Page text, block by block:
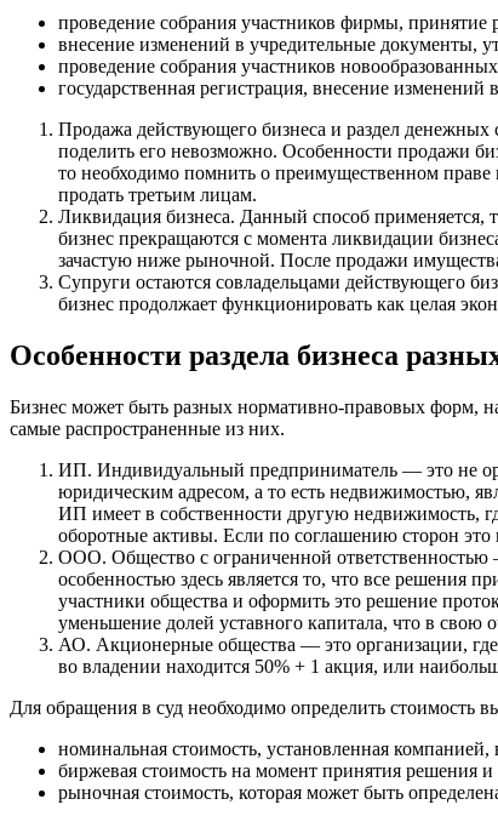
проведение собрания участников фирмы, принятие
внесение изменений в учредительные документы,
проведение собрания участников
государственная регистрация, внесение изменений
Продажа действующего бизнеса и раздел денежных
поделить его невозможно. Особенности продажи
то необходимо помнить о преимущественном праве
продать третьим лицам.
Ликвидация бизнеса. Данный способ применяется,
бизнес прекращаются с момента ликвидации
зачастую ниже рыночной. После продажи
Супруги остаются совладельцами действующего
бизнес продолжает функционировать как целая
Особенности раздела бизнеса
Бизнес может быть разных нормативно-правовых
самые распространенные из них.
ИП. Индивидуальный предприниматель — это не
юридическим адресом, а то есть недвижимостью,
ИП имеет в собственности другую недвижимость,
оборотные активы. Если по соглашению сторон
ООО. Общество с ограниченной ответственностью
особенностью здесь является то, что все решения
участники общества и оформить это решение
уменьшение долей уставного капитала, что в
АО. Акционерные общества — это организации,
во владении находится 50% + 1 акция, или
Для обращения в суд необходимо определить стоимость
номинальная стоимость, установленная
биржевая стоимость на момент принятия решения
рыночная стоимость, которая может быть